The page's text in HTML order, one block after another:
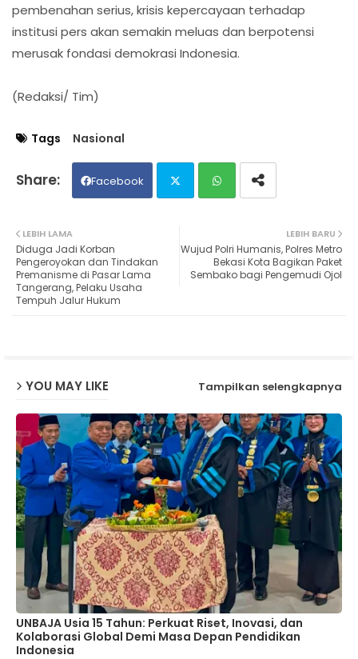
pembenahan serius, krisis kepercayaan terhadap
institusi pers akan semakin meluas dan berpotensi
merusak fondasi demokrasi Indonesia.
(Redaksi/ Tim)
Tags Nasional
Facebook
ter ats
LEBIH BARU
Wujud Polri Humanis, Polres Metro
Bekasi Kota Bagikan Paket
Sembako bagi Pengemudi Ojol
LEBIH LAMA
Diduga Jadi Korban
Pengeroyokan dan Tindakan
Premanisme di Pasar Lama
Tangerang, Pelaku Usaha
Tempuh Jalur Hukum
YOU MAY LIKE Tampilkan selengkapnya
UNBAJA Usia 15 Tahun: Perkuat Riset, Inovasi, dan
Kolaborasi Global Demi Masa Depan Pendidikan
Indonesia